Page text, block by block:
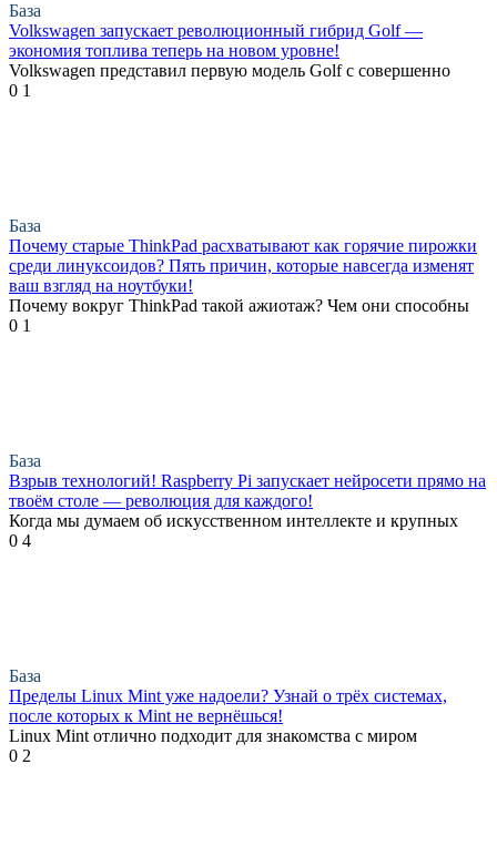
База
Volkswagen запускает революционный гибрид Golf —
экономия топлива теперь на новом уровне!
Volkswagen представил первую модель Golf с совершенно
0 1
База
Почему старые ThinkPad расхватывают как горячие пирожки
среди линуксоидов? Пять причин, которые навсегда изменят
ваш взгляд на ноутбуки!
Почему вокруг ThinkPad такой ажиотаж? Чем они способны
0 1
База
Взрыв технологий! Raspberry Pi запускает нейросети прямо на
твоём столе — революция для каждого!
Когда мы думаем об искусственном интеллекте и крупных
0 4
База
Пределы Linux Mint уже надоели? Узнай о трёх системах,
после которых к Mint не вернёшься!
Linux Mint отлично подходит для знакомства с миром
0 2